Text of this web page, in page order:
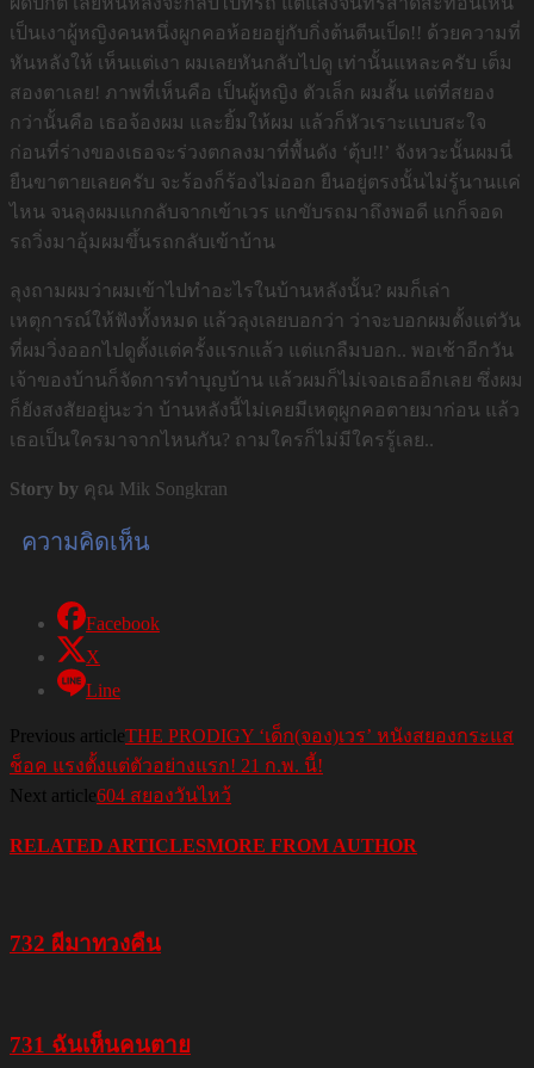
เป็นเงาผู้หญิงคนหนึ่งผูกคอห้อยอยู่กับกิ่งต้นตีนเป็ด!! ด้วยความที่
หันหลังให้ เห็นแต่เงา ผมเลยหันกลับไปดู เท่านั้นแหละครับ เต็ม
สองตาเลย! ภาพที่เห็นคือ เป็นผู้หญิง ตัวเล็ก ผมสั้น แต่ที่สยอง
กว่านั้นคือ เธอจ้องผม และยิ้มให้ผม แล้วก็หัวเราะแบบสะใจ
ก่อนที่ร่างของเธอจะร่วงตกลงมาที่พื้นดัง ‘ตุ้บ!!’ จังหวะนั้นผมนี่
ยืนขาตายเลยครับ จะร้องก็ร้องไม่ออก ยืนอยู่ตรงนั้นไม่รู้นานแค่
ไหน จนลุงผมแกกลับจากเข้าเวร แกขับรถมาถึงพอดี แกก็จอด
รถวิ่งมาอุ้มผมขึ้นรถกลับเข้าบ้าน
ลุงถามผมว่าผมเข้าไปทำอะไรในบ้านหลังนั้น? ผมก็เล่า
เหตุการณ์ให้ฟังทั้งหมด แล้วลุงเลยบอกว่า ว่าจะบอกผมตั้งแต่วัน
ที่ผมวิ่งออกไปดูตั้งแต่ครั้งแรกแล้ว แต่แกลืมบอก.. พอเช้าอีกวัน
เจ้าของบ้านก็จัดการทำบุญบ้าน แล้วผมก็ไม่เจอเธออีกเลย ซึ่งผม
ก็ยังสงสัยอยู่นะว่า บ้านหลังนี้ไม่เคยมีเหตุผูกคอตายมาก่อน แล้ว
เธอเป็นใครมาจากไหนกัน? ถามใครก็ไม่มีใครรู้เลย..
Story by คุณ Mik Songkran
ความคิดเห็น
Facebook
X
Line
Previous articleTHE PRODIGY ‘เด็ก(จอง)เวร’ หนังสยองกระแส
ช็อค แรงตั้งแต่ตัวอย่างแรก! 21 ก.พ. นี้!
Next article604 สยองวันไหว้
RELATED ARTICLESMORE FROM AUTHOR
732 ผีมาทวงคืน
731 ฉันเห็นคนตาย